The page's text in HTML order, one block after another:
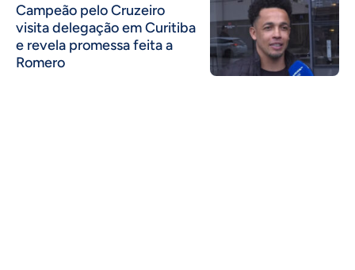
Campeão pelo Cruzeiro
visita delegação em Curitiba
e revela promessa feita a
Romero